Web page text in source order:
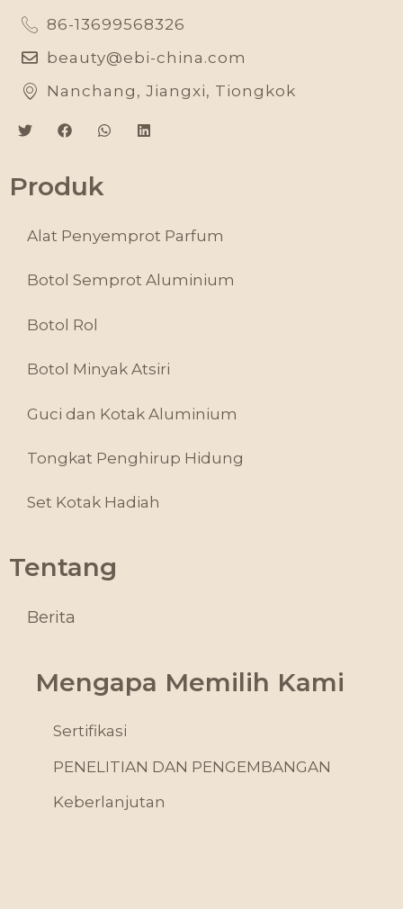
86-13699568326
beauty@ebi-china.com
Nanchang, Jiangxi, Tiongkok
Produk
Alat Penyemprot Parfum
Botol Semprot Aluminium
Botol Rol
Botol Minyak Atsiri
Guci dan Kotak Aluminium
Tongkat Penghirup Hidung
Set Kotak Hadiah
Tentang
Berita
Mengapa Memilih Kami
Sertifikasi
PENELITIAN DAN PENGEMBANGAN
Keberlanjutan